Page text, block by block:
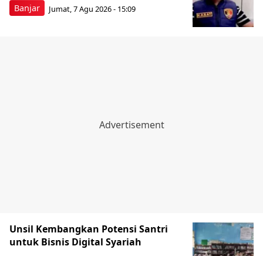
Banjar Jumat, 7 Agu 2026 - 15:09
Unsil Kembangkan Potensi Santri
untuk Bisnis Digital Syariah